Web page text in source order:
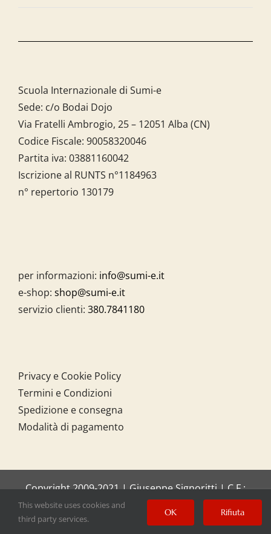
Scuola Internazionale di Sumi-e
Sede: c/o Bodai Dojo
Via Fratelli Ambrogio, 25 – 12051 Alba (CN)
Codice Fiscale: 90058320046
Partita iva: 03881160042
Iscrizione al RUNTS n°1184963
n° repertorio 130179
per informazioni: info@sumi-e.it
e-shop: shop@sumi-e.it
servizio clienti: 380.7841180
Privacy e Cookie Policy
Termini e Condizioni
Spedizione e consegna
Modalità di pagamento
Copyright 2009-2021 | Giuseppe Signoritti | C.F.:
SGNGPP61C20I158O
This website uses cookies and
third party services.
OK Rifiuta